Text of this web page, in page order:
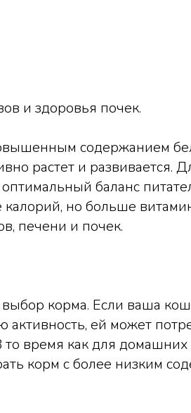
и здоровья почек.
содержанием
растет и развивается.
баланс
но больше
печени и почек.
корма. Если ваша
активность, ей может
время как для
корм с более низким